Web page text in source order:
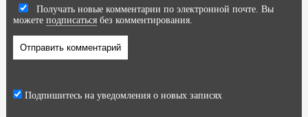
Получать новые комментарии по электронной почте. Вы
можете подписатьсябез комментирования.
Подпишитесь на уведомления о новых записях